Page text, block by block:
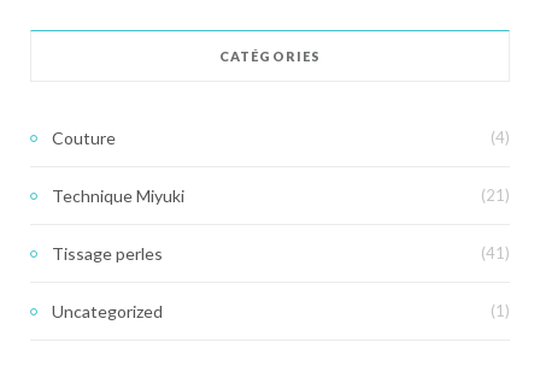
CATÉGORIES
Couture (4)
Technique Miyuki (21)
Tissage perles (41)
Uncategorized (1)